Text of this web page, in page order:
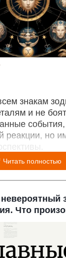
знакам
и не
события,
реакции, но
Читать полностью
Что